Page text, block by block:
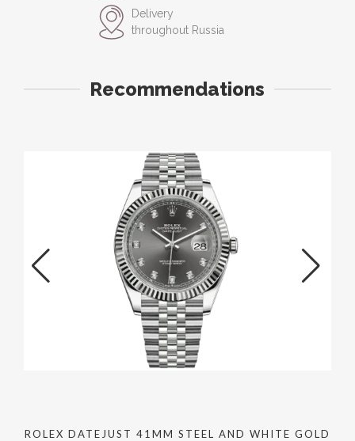
Delivery
throughout Russia
Recommendations
ROLEX DATEJUST 41MM STEEL AND WHITE GOLD